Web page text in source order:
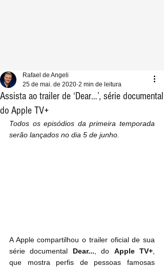
Assista ao trailer de ‘Dear…’, série documental
do Apple TV+
Rafael de Angeli
25 de mai. de 2020 2 min de leitura
Todos os episódios da primeira temporada
serão lançados no dia 5 de junho.
A Apple compartilhou o trailer oficial de sua
série documental Dear... , do Apple TV+
que mostra perfis de pessoas famosas